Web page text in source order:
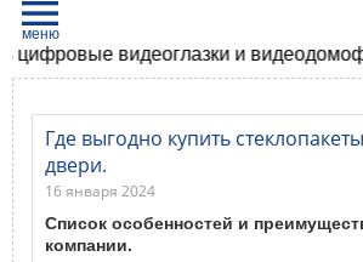
видеоглазки и видеодомофоны!
Где выгодно купить
двери.
16 января 2024
Список особенностей и
компании.